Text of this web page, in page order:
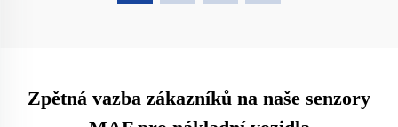
Zpětná vazba zákazníků na naše senzory